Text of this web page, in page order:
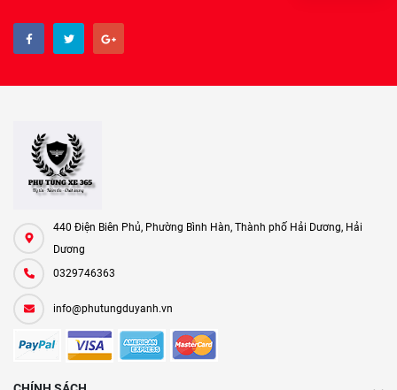
440 Điện Biên Phủ, Phường Bình Hàn, Thành phố Hải Dương, Hải
Dương
0329746363
info@phutungduyanh.vn